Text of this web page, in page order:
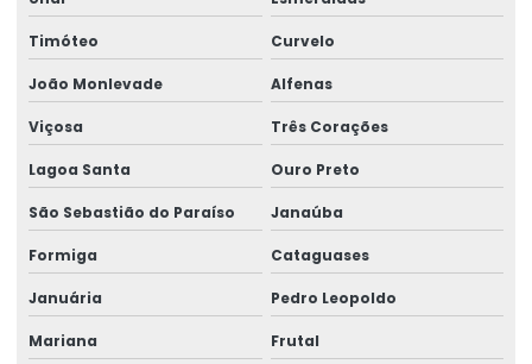
Impressora Etiqueta Termica
Impressora Etiqueta Zebra
Impressora Termica
Impressora Térmica De Etiquetas
Impressora Térmica Etiqueta
Impressora Termica Zebra
Impressora Zebra
Timóteo Curvelo
João Monlevade Alfenas
Viçosa Três Corações
Lagoa Santa Ouro Preto
São Sebastião do Paraíso Janaúba
Formiga Cataguases
Januária Pedro Leopoldo
Mariana Frutal